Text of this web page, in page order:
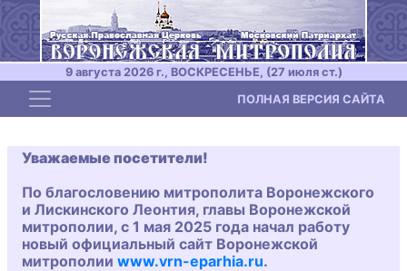
9 августа 2026 г., ВОСКРЕСЕНЬЕ, (27 июля ст.)
Toggle navigation ПОЛНАЯ ВЕРСИЯ САЙТА
Уважаемые посетители!
По благословению митрополита Воронежского
и Лискинского Леонтия, главы Воронежской
митрополии, с 1 мая 2025 года начал работу
новый официальный сайт Воронежской
митрополии www.vrn-eparhia.ru.